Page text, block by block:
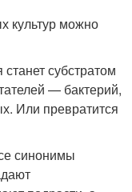
культур можно
субстратом
— бактерий,
Или превратится
синонимы